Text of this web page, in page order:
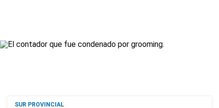
SUR PROVINCIAL